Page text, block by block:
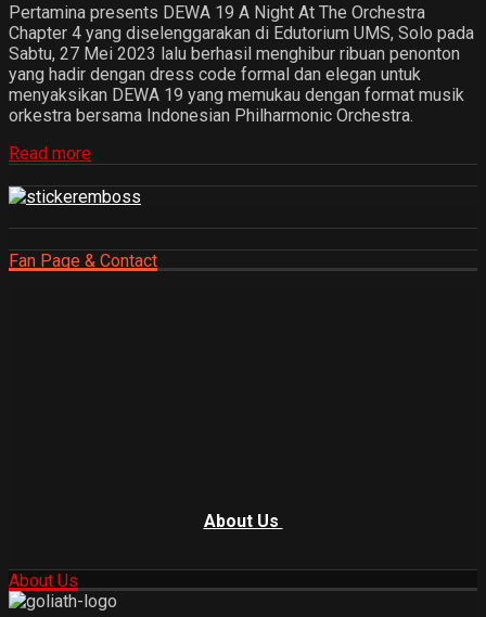
Pertamina presents DEWA 19 A Night At The Orchestra
Chapter 4 yang diselenggarakan di Edutorium UMS, Solo pada
Sabtu, 27 Mei 2023 lalu berhasil menghibur ribuan penonton
yang hadir dengan dress code formal dan elegan untuk
menyaksikan DEWA 19 yang memukau dengan format musik
orkestra bersama Indonesian Philharmonic Orchestra.
Read more
Fan Page & Contact
About Us
About Us